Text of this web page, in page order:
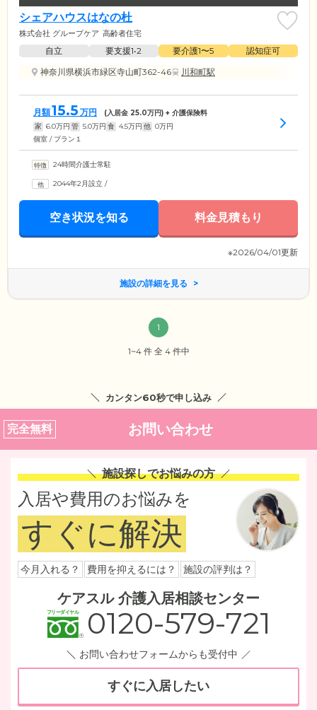
シェアハウスはなの杜
株式会社 グループケア 高齢者住宅
自立 要支援1•2 要介護1〜5
認知症可
神奈川県横浜市緑区寺山町362-46
川和町駅
月額15.5 万円 (入居金 25.0万円) + 介護保険料
家 6.0万円 管 5.0万円 食 4.5万円 他 0万円
個室 / プラン１
24時間介護士常駐
2044年2月設立 /
空き状況を知る 料金見積もり
※2026/04/01更新
施設の詳細を見る
1
1~4 件 全 4 件中
カンタン60秒で申し込み
完全無料 お問い合わせ
施設探しでお悩みの方
入居や費用のお悩みを
すぐに解決
今月入れる？ 費用を抑えるには？ 施設の評判は？
ケアスル 介護入居相談センター
0120-579-721
お問い合わせフォームからも受付中
すぐに入居したい